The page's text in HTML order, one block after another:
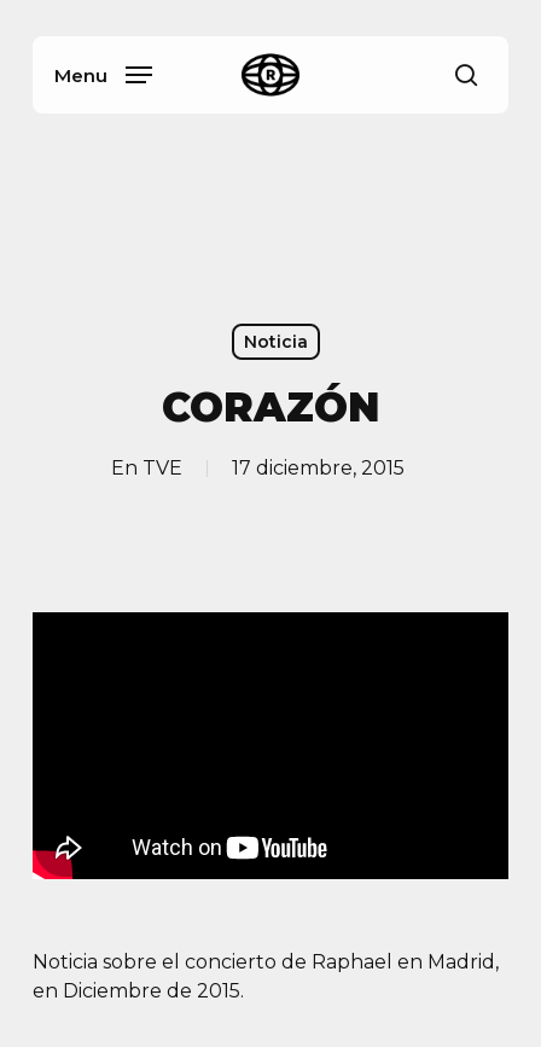
Menu
Noticia
CORAZÓN
En TVE 17 diciembre, 2015
Noticia sobre el concierto de Raphael en Madrid,
en Diciembre de 2015.